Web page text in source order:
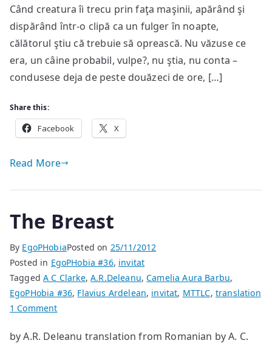
Când creatura îi trecu prin faţa maşinii, apărând şi
dispărând într-o clipă ca un fulger în noapte,
călătorul ştiu că trebuie să oprească. Nu văzuse ce
era, un câine probabil, vulpe?, nu ştia, nu conta –
condusese deja de peste douăzeci de ore, […]
Share this:
Facebook X
Read More
The Breast
By EgoPHobiaPosted on 25/11/2012
Posted in EgoPHobia #36, invitat
TaggedA C Clarke,A.R.Deleanu,Camelia Aura Barbu,
EgoPHobia #36, Flavius Ardelean, invitat, MTTLC, translation
1 Commenton
Breast
by A.R. Deleanu translation from Romanian by A. C.